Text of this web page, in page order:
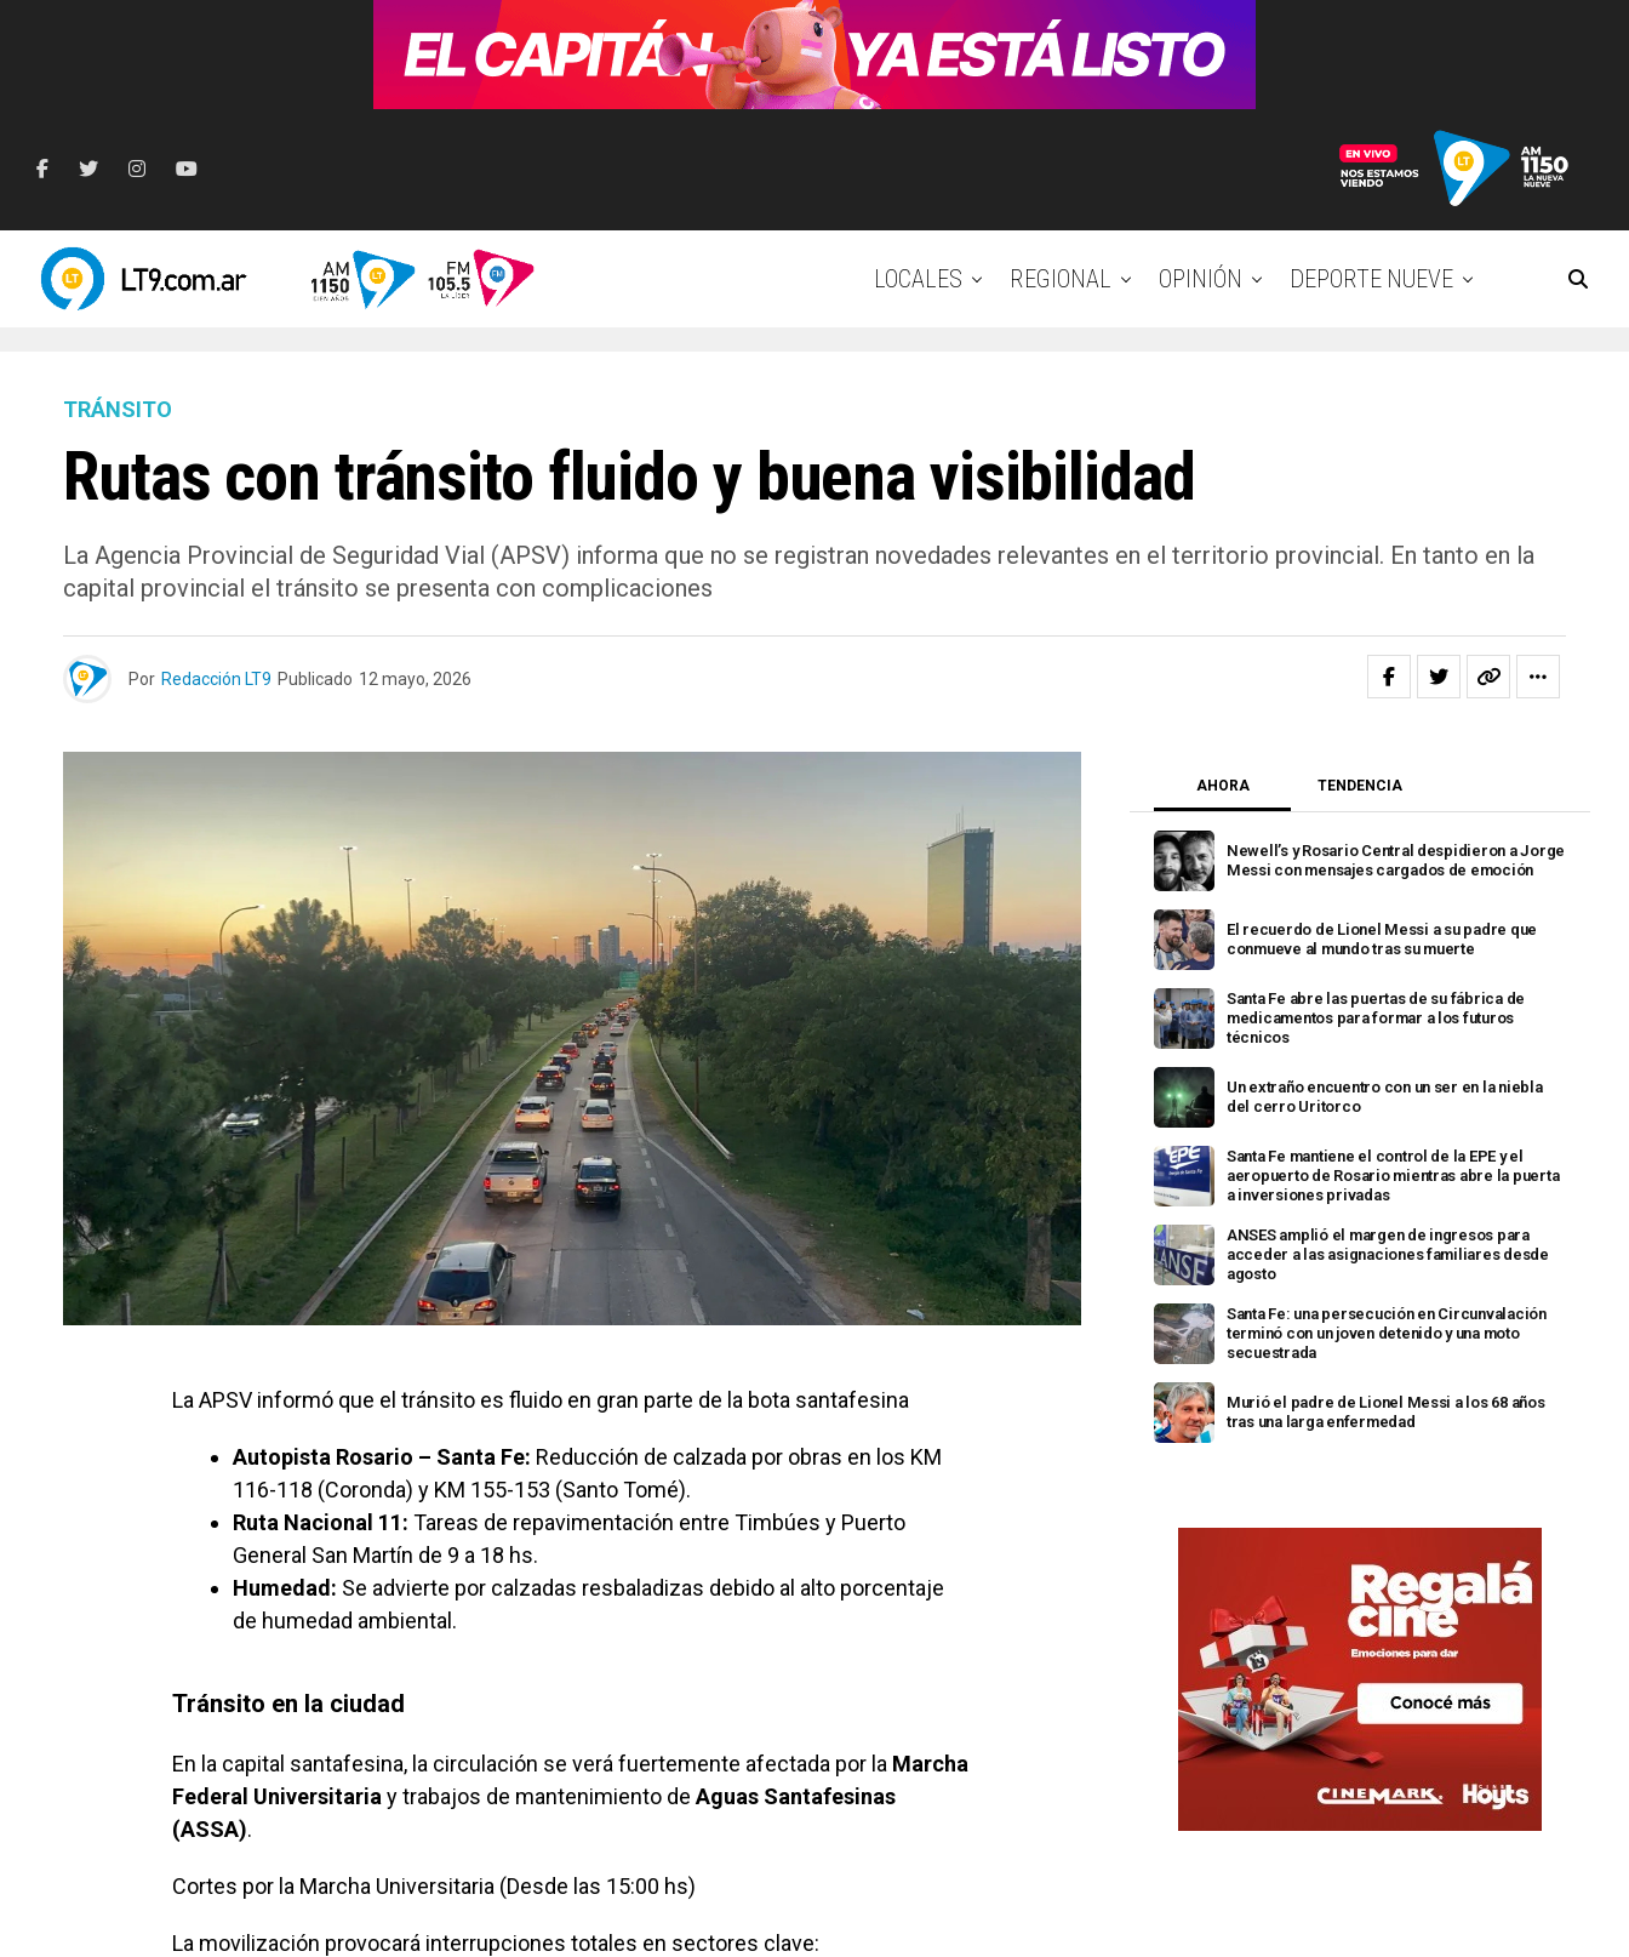
LOCALES REGIONAL OPINIÓN DEPORTE NUEVE
TRÁNSITO
Rutas con tránsito fluido y buena visibilidad
La Agencia Provincial de Seguridad Vial (APSV) informa que no se registran novedades relevantes en el territorio provincial. En tanto en la
capital provincial el tránsito se presenta con complicaciones
Por Redacción LT9 Publicado 12 mayo, 2026
La APSV informó que el tránsito es fluido en gran parte de la bota santafesina
Autopista Rosario – Santa Fe: Reducción de calzada por obras en los KM
116-118 (Coronda) y KM 155-153 (Santo Tomé).
Ruta Nacional 11: Tareas de repavimentación entre Timbúes y Puerto
General San Martín de 9 a 18 hs.
Humedad: Se advierte por calzadas resbaladizas debido al alto porcentaje
de humedad ambiental.
Tránsito en la ciudad
En la capital santafesina, la circulación se verá fuertemente afectada por la Marcha
Federal Universitaria y trabajos de mantenimiento de Aguas Santafesinas
(ASSA).
Cortes por la Marcha Universitaria (Desde las 15:00 hs)
La movilización provocará interrupciones totales en sectores clave:
AHORA TENDENCIA
Newell’s y Rosario Central despidieron a Jorge
Messi con mensajes cargados de emoción
El recuerdo de Lionel Messi a su padre que
conmueve al mundo tras su muerte
Santa Fe abre las puertas de su fábrica de
medicamentos para formar a los futuros
técnicos
Un extraño encuentro con un ser en la niebla
del cerro Uritorco
Santa Fe mantiene el control de la EPE y el
aeropuerto de Rosario mientras abre la puerta
a inversiones privadas
ANSES amplió el margen de ingresos para
acceder a las asignaciones familiares desde
agosto
Santa Fe: una persecución en Circunvalación
terminó con un joven detenido y una moto
secuestrada
Murió el padre de Lionel Messi a los 68 años
tras una larga enfermedad